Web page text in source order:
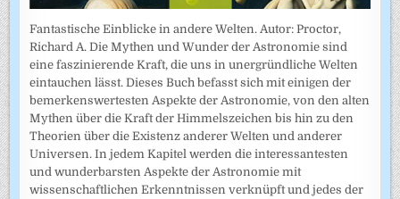
Fantastische Einblicke in andere Welten. Autor: Proctor,
Richard A. Die Mythen und Wunder der Astronomie sind
eine faszinierende Kraft, die uns in unergründliche Welten
eintauchen lässt. Dieses Buch befasst sich mit einigen der
bemerkenswertesten Aspekte der Astronomie, von den alten
Mythen über die Kraft der Himmelszeichen bis hin zu den
Theorien über die Existenz anderer Welten und anderer
Universen. In jedem Kapitel werden die interessantesten
und wunderbarsten Aspekte der Astronomie mit
wissenschaftlichen Erkenntnissen verknüpft und jedes der